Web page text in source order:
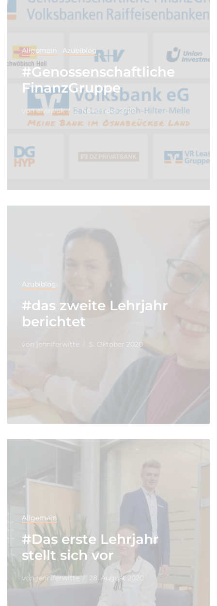
Allgemein Azubiblog
#Genossenschaftliche
FinanzGruppe
vonelvinvuk 2. November 2020
Azubiblog
#das zweite Lehrjahr
berichtet
von jenniferwitte 5. Oktober 2020
Allgemein
#Das erste Lehrjahr
stellt sich vor
von jenniferwitte 28. August 2020